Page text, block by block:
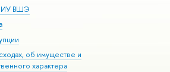
ВШЭ
об имуществе и
характера